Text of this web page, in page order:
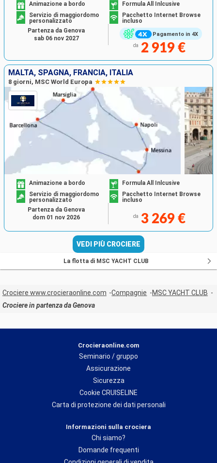
Pagamento in 4X
Animazione a bordo
Formula All Inlcusive
Servizio di maggiordomo
personalizzato
Pacchetto Internet Browse
incluso
da 2 919 €
Partenza da Genova
sab 06 nov 2027
MALTA, SPAGNA, FRANCIA, ITALIA
8 giorni, MSC World Europa
Animazione a bordo
Formula All Inlcusive
Servizio di maggiordomo
personalizzato
Pacchetto Internet Browse
incluso
da 3 269 €
Partenza da Genova
dom 01 nov 2026
VEDI PIÙ CROCIERE
La flotta di MSC YACHT CLUB
Crociere www.crocieraonline.com Compagnie
MSC YACHT CLUB
Crociere in partenza da Genova
Crocieraonline.com
Seminario / gruppo
Assicurazione
Sicurezza
Cookie CRUISELINE
Carta di protezione dei dati personali
Informazioni sulla crociera
Chi siamo?
Domande frequenti